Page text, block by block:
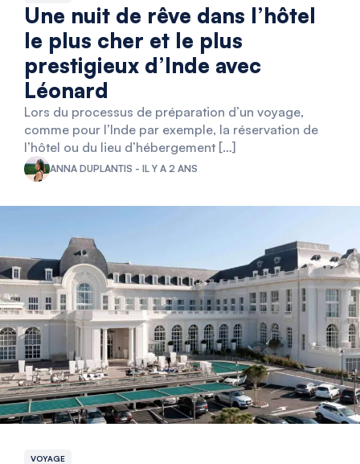
Une nuit de rêve dans l’hôtel
le plus cher et le plus
prestigieux d’Inde avec
Léonard
Lors du processus de préparation d’un voyage,
comme pour l’Inde par exemple, la réservation de
l’hôtel ou du lieu d’hébergement […]
ANNA DUPLANTIS - IL Y A 2 ANS
VOYAGE